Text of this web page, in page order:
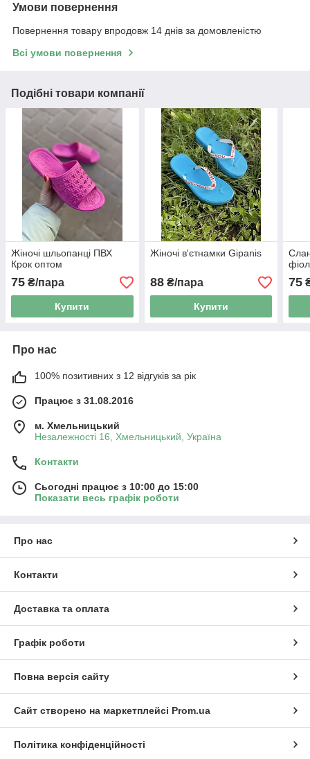
Умови повернення
Повернення товару впродовж 14 днів за домовленістю
Всі умови повернення
Подібні товари компанії
Жіночі шльопанці ПВХ
Крок оптом
75 ₴/пара
Купити
Жіночі в'єтнамки Gipanis
88₴/пара
Купити
75
Про нас
100% позитивних з 12 відгуків за рік
Працює з 31.08.2016
м. Хмельницький
Незалежності 16, Хмельницький, Україна
Контакти
Сьогодні працює з 10:00 до 15:00
Показати весь графік роботи
Про нас
Контакти
Доставка та оплата
Графік роботи
Повна версія сайту
Сайт створено на маркетплейсі Prom.ua
Політика конфіденційності